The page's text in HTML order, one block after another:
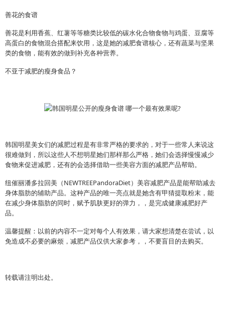
善花的食谱
善花是利用香蕉、红薯等等糖类比较低的碳水化合物食物与鸡蛋、豆腐等
高蛋白的食物混合搭配来饮用，这是她的减肥食谱核心，还有蔬菜与坚果
类的食物，能有效的做到补充各种营养。
不亚于减肥的瘦身食品？
韩国明星美女们的减肥过程是有非常严格的要求的，对于一些常人来说这
很难做到，所以这些人不想明星她们那样那么严格，她们会选择慢慢减少
食物来促进减肥，还有的会选择借助一些美容方面的减肥产品帮助。
纽催丽潘多拉回美（NEWTREEPandoraDiet）美容减肥产品是能帮助减去
身体脂肪的辅助产品。这种产品的唯一亮点就是她含有甲猜提取粉末，能
在减少身体脂肪的同时，赋予肌肤更好的弹力，，是完成健康减肥好产
品。
温馨提醒： 以前的内容不一定对每个人有效果，请大家想清楚在尝试，以
免造成不必要的麻烦，减肥产品仅供大家参考，，不要盲目的去购买。
转载请注明出处。